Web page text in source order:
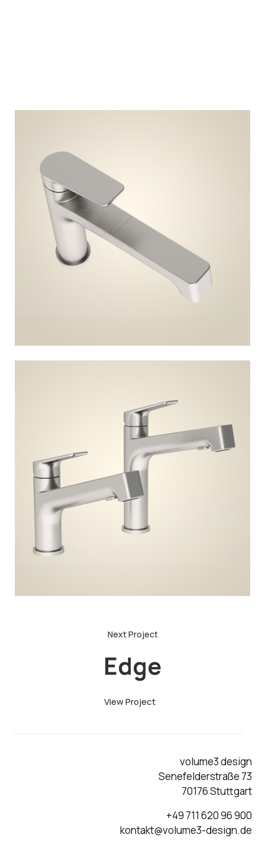
View Project
Edge
volume3 design
Senefelderstraße 73
70176 Stuttgart
+49 711 620 96 900
kontakt@volume3-design.de